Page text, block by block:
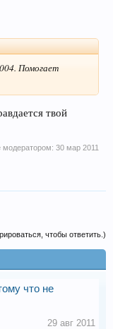
Помогает
твой
модератором: 30 мар 2011
чтобы ответить.)
что не
29 авг 2011